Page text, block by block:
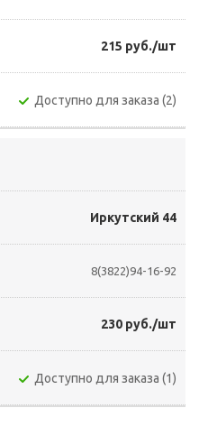
215 руб./шт
Доступно для заказа (2)
Иркутский 44
8(3822)94-16-92
230 руб./шт
Доступно для заказа (1)